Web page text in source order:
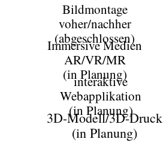
Bildmontage
voher/nachher
(abgeschlossen)
Immersive Medien
AR/VR/MR
(in Planung)
interaktive
Webapplikation
(in Planung)
3D-Modell/3D-Druck
(in Planung)